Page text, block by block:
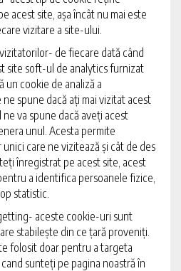
acest site, așa încât nu mai este
vizitare a site-ului.
de fiecare dată când
site soft-ul de analytics furnizat
un cookie de analiză a
spune dacă ați mai vizitat acest
va spune dacă aveți acest
unul. Acesta permite
care ne vizitează și cât de des
înregistrat pe acest site, acest
a identifica persoanele fizice,
statistic.
aceste cookie-uri sunt
stabilește din ce țară proveniți.
folosit doar pentru a targeta
sunteți pe pagina noastră în